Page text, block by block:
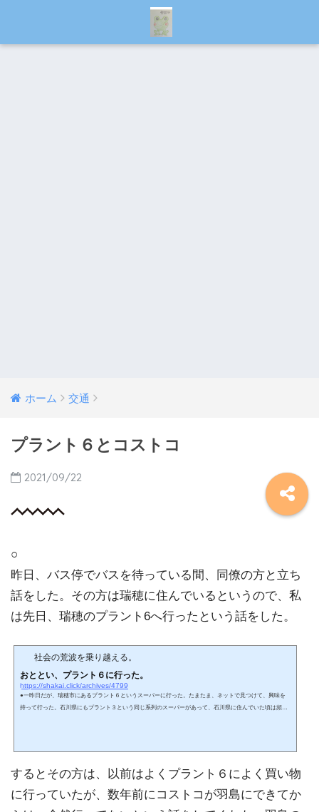
ホーム 交通
プラント６とコストコ
2021/09/22
○
昨日、バス停でバスを待っている間、同僚の方と立ち
話をした。その方は瑞穂に住んでいるというので、私
は先日、瑞穂のプラント6へ行ったという話をした。
社会の荒波を乗り越える。
おととい、プラント６に行った。
https://shakai.click/archives/4799
●一昨日だが、瑞穂市にあるプラント６というスーパーに行った。たまたま、ネットで見つけて、興味を
持って行った。石川県にもプラント３という同じ系列のスーパーがあって、石川県に住んでいた頃は頻繁
するとその方は、以前はよくプラント６によく買い物
に行っていたが、数年前にコストコが羽島にできてか